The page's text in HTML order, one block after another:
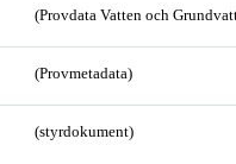
(Provdata Vatten och
(Provmetadata)
(styrdokument)